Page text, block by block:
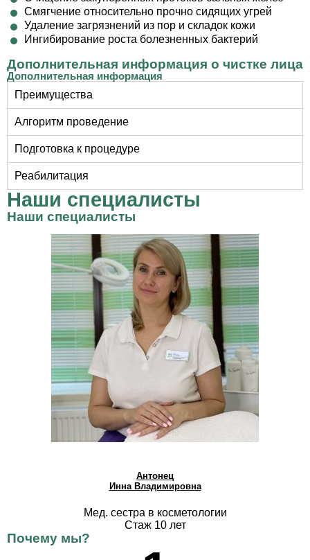
Смягчение относительно прочно сидящих угрей
Удаление загрязнений из пор и складок кожи
Ингибирование роста болезненных бактерий
Дополнительная информация о чистке лица
Дополнительная информация
Преимущества
Алгоритм проведение
Подготовка к процедуре
Реабилитация
Наши специалисты
Наши специалисты
Антонец
Инна Владимировна
Мед. сестра в косметологии
Стаж 10 лет
Почему мы?